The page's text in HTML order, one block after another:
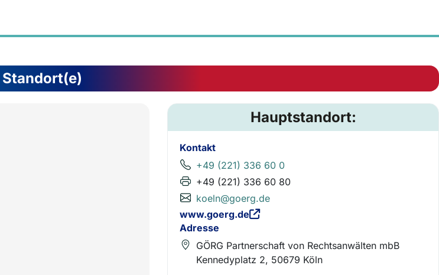
Standort(e)
Hauptstandort:
Kontakt
+49 (221) 336 60 0
+49 (221) 336 60 80
koeln@goerg.de
www.goerg.de
Adresse
GÖRG Partnerschaft von Rechtsanwälten mbB
Kennedyplatz 2, 50679 Köln